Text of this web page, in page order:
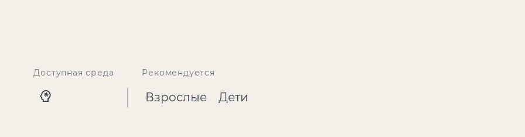
Доступная среда Рекомендуется
Взрослые Дети